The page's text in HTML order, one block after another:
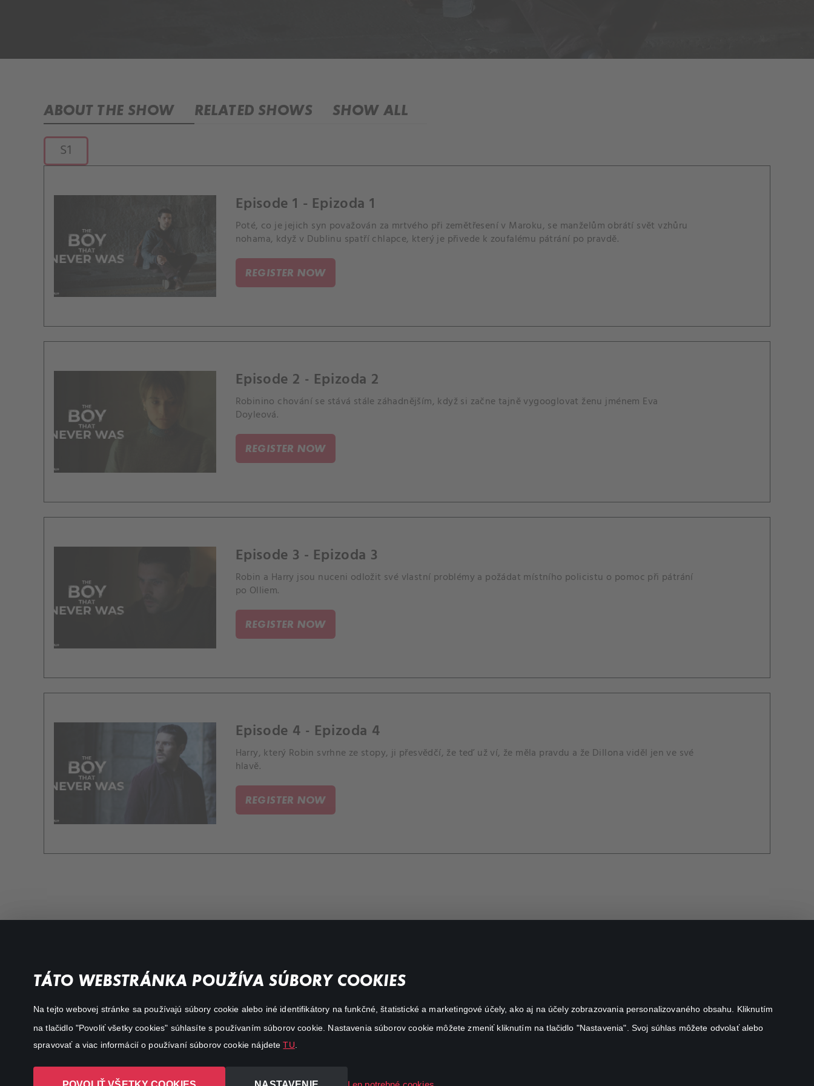
TÁTO WEBSTRÁNKA POUŽÍVA SÚBORY COOKIES
Na tejto webovej stránke sa používajú súbory cookie alebo iné identifikátory na funkčné, štatistické a marketingové účely, ako aj na účely zobrazovania personalizovaného obsahu. Kliknutím
na tlačidlo "Povoliť všetky cookies" súhlasíte s používaním súborov cookie. Nastavenia súborov cookie môžete zmeniť kliknutím na tlačidlo "Nastavenia". Svoj súhlas môžete odvolať alebo
spravovať a viac informácií o používaní súborov cookie nájdeteTU
ABOUT THE SHOW RELATED SHOWS SHOW ALL
S1
Episode 1 - Epizoda 1
Poté, co je jejich syn považován za mrtvého při zemětřesení v Maroku, se manželům obrátí svět vzhůru
nohama, když v Dublinu spatří chlapce, který je přivede k zoufalému pátrání po pravdě.
REGISTER NOW
Episode 2 - Epizoda 2
Robinino chování se stává stále záhadnějším, když si začne tajně vygooglovat ženu jménem Eva
Doyleová.
REGISTER NOW
Episode 3 - Epizoda 3
Robin a Harry jsou nuceni odložit své vlastní problémy a požádat místního policistu o pomoc při pátrání
po Olliem.
REGISTER NOW
Episode 4 - Epizoda 4
Harry, který Robin svrhne ze stopy, ji přesvědčí, že teď už ví, že měla pravdu a že Dillona viděl jen ve své
hlavě.
REGISTER NOW
Comedy
Documentaries
Important links